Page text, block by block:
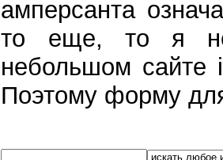
амперсанта
то еще, то я не
небольшом сайте
Поэтому форму